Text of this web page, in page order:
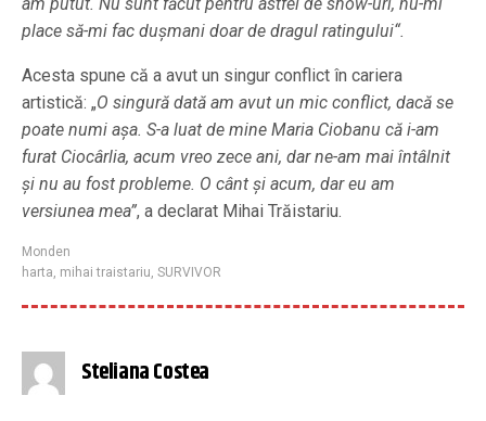
am putut. Nu sunt făcut pentru astfel de show-uri, nu-mi
place să-mi fac dușmani doar de dragul ratingului“.
Acesta spune că a avut un singur conflict în cariera
artistică: „O singură dată am avut un mic conflict, dacă se
poate numi așa. S-a luat de mine Maria Ciobanu că i-am
furat Ciocârlia, acum vreo zece ani, dar ne-am mai întâlnit
și nu au fost probleme. O cânt și acum, dar eu am
versiunea mea”, a declarat Mihai Trăistariu.
Monden
harta, mihai traistariu, SURVIVOR
Steliana Costea